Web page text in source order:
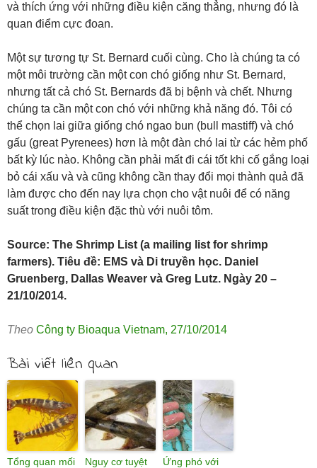
và thích ứng với những điều kiện căng thẳng, nhưng đó là
quan điểm cực đoan.
Một sự tương tự St. Bernard cuối cùng. Cho là chúng ta có
một môi trường cần một con chó giống như St. Bernard,
nhưng tất cả chó St. Bernards đã bị bệnh và chết. Nhưng
chúng ta cần một con chó với những khả năng đó. Tôi có
thể chọn lai giữa giống chó ngao bun (bull mastiff) và chó
gấu (great Pyrenees) hơn là một đàn chó lai từ các hẻm phố
bất kỳ lúc nào. Không cần phải mất đi cái tốt khi cố gắng loại
bỏ cái xấu và và cũng không cần thay đổi mọi thành quả đã
làm được cho đến nay lựa chọn cho vật nuôi để có năng
suất trong điều kiện đặc thù với nuôi tôm.
Source: The Shrimp List (a mailing list for shrimp
farmers). Tiêu đề: EMS và Di truyền học. Daniel
Gruenberg, Dallas Weaver và Greg Lutz. Ngày 20 –
21/10/2014.
Theo Công ty Bioaqua Vietnam, 27/10/2014
Bài viết liên quan
Tổng quan mối
Nguy cơ tuyệt
Ứng phó với